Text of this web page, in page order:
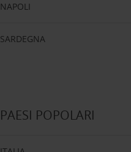
NAPOLI
SARDEGNA
PAESI POPOLARI